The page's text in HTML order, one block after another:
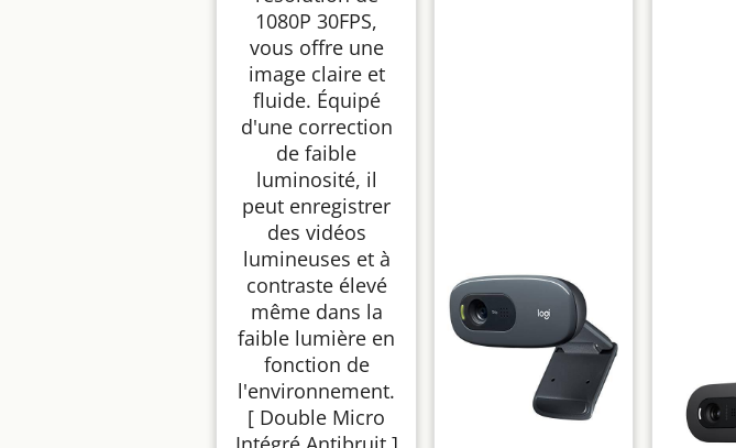
1080P 30FPS,
vous offre une
image claire et
fluide. Équipé
d'une correction
de faible
luminosité, il
peut enregistrer
des vidéos
lumineuses et à
contraste élevé
même dans la
faible lumière en
fonction de
l'environnement.
[ Double Micro